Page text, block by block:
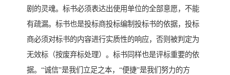
剧的灵魂。标书必须表达出使用单位的全部意愿，不能
有疏漏。标书也是投标商投标编制投标书的依据，投标
商必须对标书的内容进行实质性的响应，否则被判定为
无效标（按废弃标处理）。标书同样也是评标重要的依
据。“诚信”是我们立足之本，“便捷”是我们努力的方